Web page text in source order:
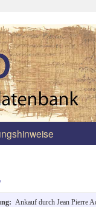
Ankauf durch Jean Pierre